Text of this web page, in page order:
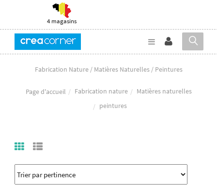
4 magasins
Fabrication Nature / Matières Naturelles / Peintures
Page d'accueil Fabrication nature
Matières naturelles
peintures